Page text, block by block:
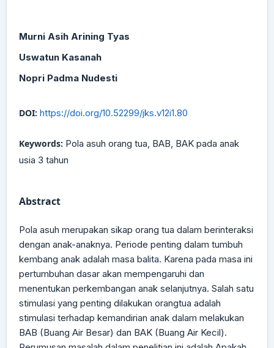
Murni Asih Arining Tyas
Uswatun Kasanah
Nopri Padma Nudesti
DOI: https://doi.org/10.52299/jks.v12i1.80
Keywords: Pola asuh orang tua, BAB, BAK pada anak
usia 3 tahun
Abstract
Pola asuh merupakan sikap orang tua dalam berinteraksi
dengan anak-anaknya. Periode penting dalam tumbuh
kembang anak adalah masa balita. Karena pada masa ini
pertumbuhan dasar akan mempengaruhi dan
menentukan perkembangan anak selanjutnya. Salah satu
stimulasi yang penting dilakukan orangtua adalah
stimulasi terhadap kemandirian anak dalam melakukan
BAB (Buang Air Besar) dan BAK (Buang Air Kecil).